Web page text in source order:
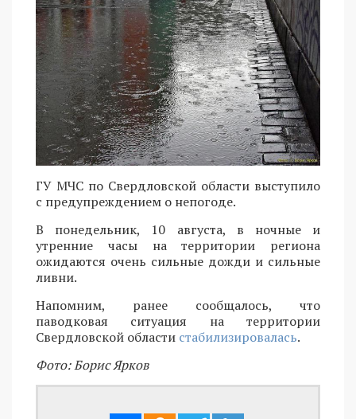
ГУ МЧС по Свердловской области выступило
с предупреждением о непогоде.
В понедельник, 10 августа, в ночные и
утренние часы на территории региона
ожидаются очень сильные дожди и сильные
ливни.
Напомним, ранее сообщалось, что
паводковая ситуация на территории
Свердловской области стабилизировалась.
Фото: Борис Ярков